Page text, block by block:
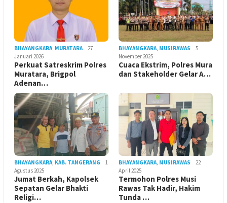
BHAYANGKARA, MURATARA
27
Januari 2026
Perkuat Satreskrim Polres
Muratara, Brigpol
Adenan…
BHAYANGKARA, MUSIRAWAS
5
November 2025
Cuaca Ekstrim, Polres Mura
dan Stakeholder Gelar A…
BHAYANGKARA, KAB. TANGERANG
1
Agustus 2025
Jumat Berkah, Kapolsek
Sepatan Gelar Bhakti
Religi…
BHAYANGKARA, MUSIRAWAS
22
April 2025
Termohon Polres Musi
Rawas Tak Hadir, Hakim
Tunda …